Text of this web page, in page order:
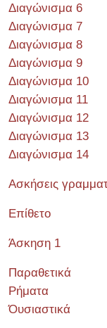
Διαγώνισμα 6
Διαγώνισμα 7
Διαγώνισμα 8
Διαγώνισμα 9
Διαγώνισμα 10
Διαγώνισμα 11
Διαγώνισμα 12
Διαγώνισμα 13
Διαγώνισμα 14
Ασκήσεις
Επίθετο
Άσκηση 1
Παραθετικά
Ρήματα
Όυσιαστικά